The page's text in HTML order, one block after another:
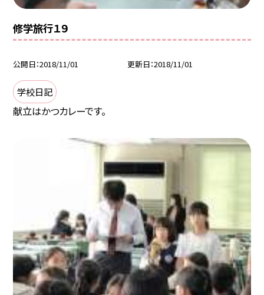
修学旅行１９
公開日 2018/11/01 更新日 2018/11/01
学校日記
献立はかつカレーです。